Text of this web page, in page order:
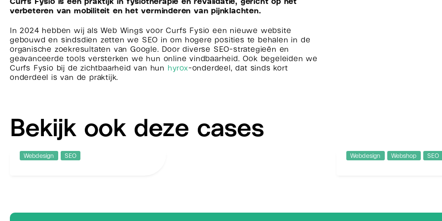
verbeteren van mobiliteit en het verminderen van pijnklachten.
In 2024 hebben wij als Web Wings voor Curfs Fysio een nieuwe website
gebouwd en sindsdien zetten we SEO in om hogere posities te behalen in de
organische zoekresultaten van Google. Door diverse SEO-strategieën en
geavanceerde tools versterken we hun online vindbaarheid. Ook begeleiden we
Curfs Fysio bij de zichtbaarheid van hun hyrox-onderdeel, dat sinds kort
onderdeel is van de praktijk.
Bekijk ook deze cases
Webdesign SEO Webdesign Webshop SEO